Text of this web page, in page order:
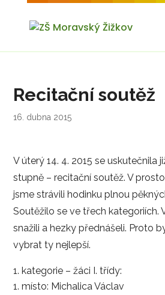
Recitační soutěž
16. dubna 2015
V úterý 14. 4. 2015 se uskutečnila
stupně – recitační soutěž. V
jsme strávili hodinku plnou
Soutěžilo se ve třech kategoriích.
snažili a hezky přednášeli. Proto
vybrat ty nejlepší.
kategorie – žáci I. třídy:
místo: Michalica Václav